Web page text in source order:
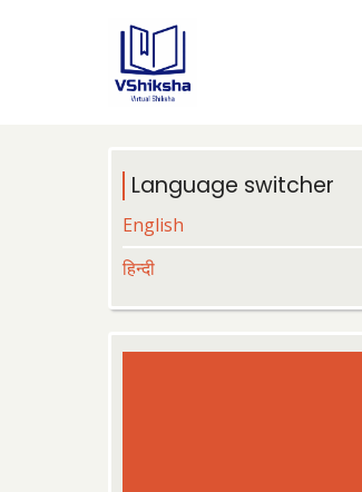
Language switcher
English
हिन्दी